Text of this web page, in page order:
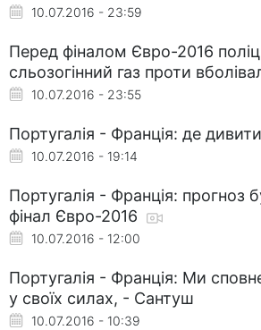
10.07.2016 - 23:59
Перед фіналом Євро-2016
сльозогінний газ проти
10.07.2016 - 23:55
Португалія - Франція: де
10.07.2016 - 19:14
Португалія - Франція: прогноз
фінал Євро-2016
10.07.2016 - 12:00
Португалія - Франція: Ми
у своїх силах, - Сантуш
10.07.2016 - 10:39